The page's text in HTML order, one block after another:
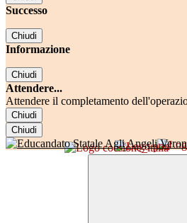
Successo
Chiudi
Informazione
Chiudi
Attendere...
Attendere il completamento
Chiudi
Chiudi